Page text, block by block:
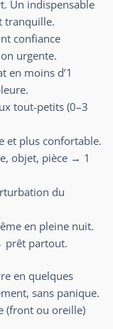
Un indispensable
tranquille.
confiance
urgente.
en moins d’1
tout-petits (0–3
et plus confortable.
objet, pièce → 1
du
en pleine nuit.
prêt partout.
en quelques
sans panique.
(front ou oreille)